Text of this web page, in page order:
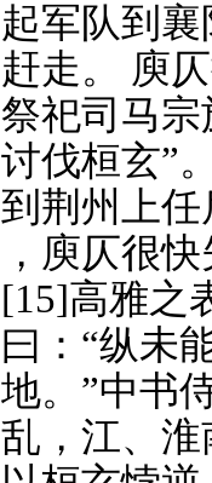
起军队到
赶走。 庾
祭祀司马
讨伐桓玄”
到荆州上
，庾仄很
[15]高雅之
曰：“纵未
地。”中书
乱，江、